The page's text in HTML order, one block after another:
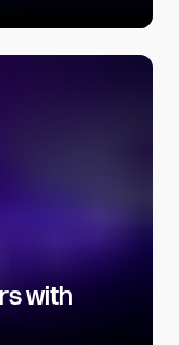
with